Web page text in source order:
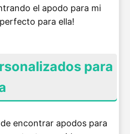
el apodo para mi
para ella!
para
encontrar apodos para